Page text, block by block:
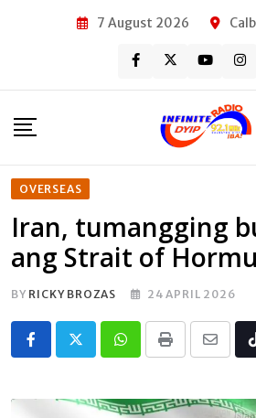
7 August 2026
OVERSEAS
Iran, tumangging
ang Strait of
BY RICKY BROZAS 24 APRIL 2026
Whatsapp
Print
Share
Email